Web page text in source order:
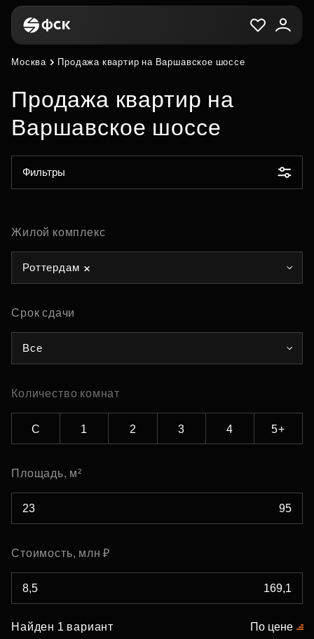
Москва Продажа квартир на Варшавское шоссе
Продажа квартир на
Варшавское шоссе
Фильтры
Жилой комплекс
Роттердам
Срок сдачи
Все
Количество комнат
С 1 2 3 4 5+
Площадь, м²
Стоимость, млн ₽
Найден 1 вариант По цене